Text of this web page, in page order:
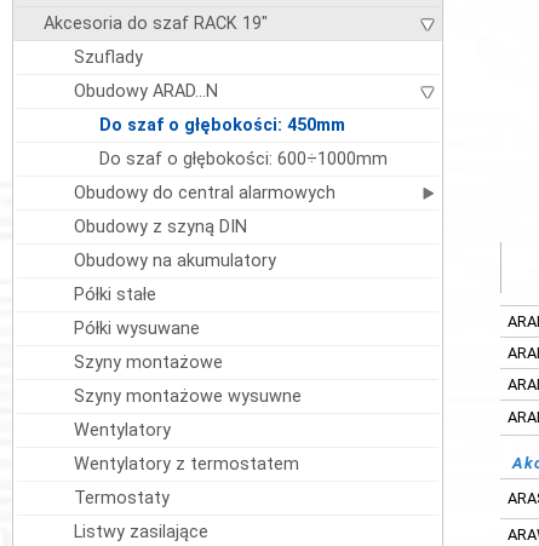
Akcesoria do szaf RACK 19"
Szuflady
Obudowy ARAD...N
Do szaf o głębokości: 450mm
Do szaf o głębokości: 600÷1000mm
Obudowy do central alarmowych
Obudowy z szyną DIN
Obudowy na akumulatory
Półki stałe
Półki wysuwane
Szyny montażowe
Szyny montażowe wysuwne
Wentylatory
Wentylatory z termostatem
Termostaty
Listwy zasilające